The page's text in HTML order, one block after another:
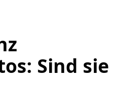
Sind sie